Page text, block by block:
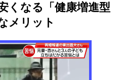
くなる「健康増進型
メリット